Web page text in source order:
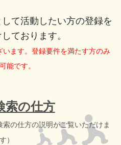
て活動したい方の登録を
ております。
ます。登録要件を満たす方のみ
能です。
索の仕方
索の仕方の説明がご覧いただけま
す）